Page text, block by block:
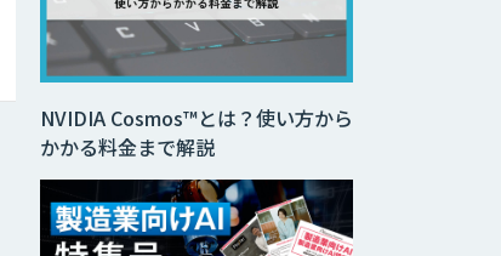
NVIDIA Cosmos™とは？使い方から
かかる料金まで解説